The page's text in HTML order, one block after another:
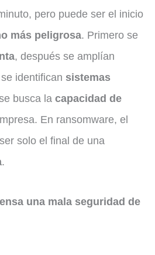
pero puede ser el inicio
más peligrosa. Primero se
, después se amplían
identifican sistemas
busca la capacidad de
En ransomware, el
solo el final de una
.
una mala seguridad de